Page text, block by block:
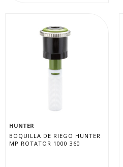
HUNTER
BOQUILLA DE RIEGO HUNTER
MP ROTATOR 1000 360